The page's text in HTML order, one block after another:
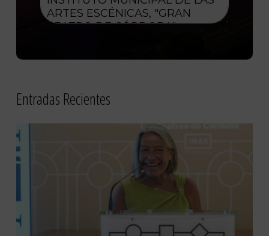
Entradas Recientes